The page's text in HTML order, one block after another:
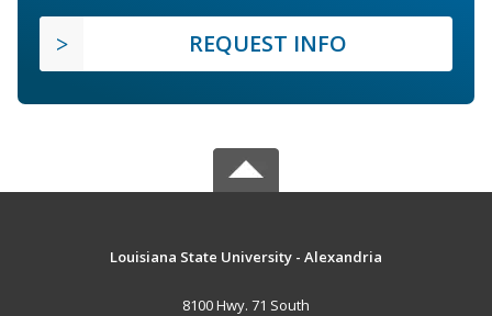
REQUEST INFO
Louisiana State University - Alexandria
8100 Hwy. 71 South